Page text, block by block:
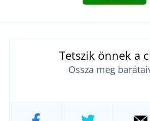
Tetszik önnek a
Ossza meg